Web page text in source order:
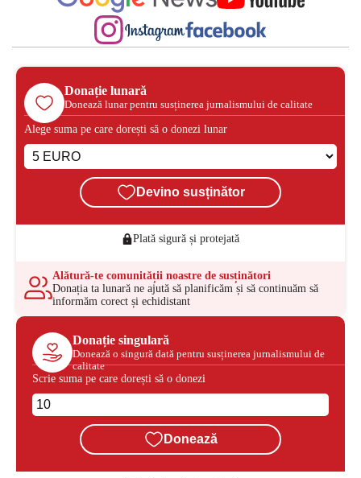
Donație lunară
Donează lunar pentru susținerea jurnalismului de calitate
Alege suma pe care dorești să o donezi lunar
Devino susținător
Plată sigură și protejată
Alătură-te comunității noastre de susținători
Donația ta lunară ne ajută să planificăm și să continuăm să
informăm corect și echidistant
Donație singulară
Donează o singură dată pentru susținerea jurnalismului de
calitate
Scrie suma pe care dorești să o donezi
Donează